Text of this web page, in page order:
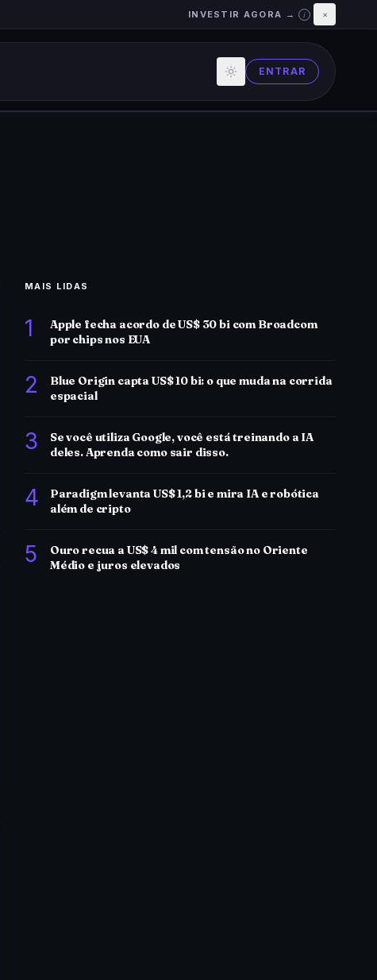
INVESTIR AGORA → i ×
ENTRAR
MAIS LIDAS
1
Apple fecha acordo de US$ 30 bi com Broadcom
por chips nos EUA
2
Blue Origin capta US$ 10 bi: o que muda na corrida
espacial
3
Se você utiliza Google, você está treinando a IA
deles. Aprenda como sair disso.
4
Paradigm levanta US$ 1,2 bi e mira IA e robótica
além de cripto
5
Ouro recua a US$ 4 mil com tensão no Oriente
Médio e juros elevados